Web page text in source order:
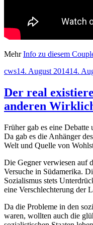
MehrInfo zu diesem
Autor
cwsVeröffentlicht
14. August 201414.
Der real
anderen
Früher gab es eine Debatte
Da gab es die Anhänger
Welt und Quelle von
Die Gegner verwiesen auf
Versuche in Südamerika.
Sozialismus stets
eine Verschlechterung der
Da die Probleme in den
waren, wollten auch die